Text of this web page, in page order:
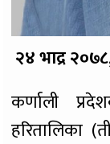
२४ भाद्र
कर्णाली
हरितालिका